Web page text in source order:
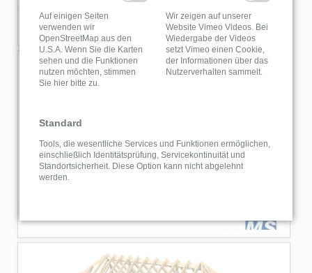
Auf einigen Seiten
verwenden wir
OpenStreetMap aus den
U.S.A. Wenn Sie die Karten
sehen und die Funktionen
nutzen möchten, stimmen
Sie hier bitte zu.
Wir zeigen auf unserer
Website Vimeo Videos. Bei
Wiedergabe der Videos
setzt Vimeo einen Cookie,
der Informationen über das
Nutzerverhalten sammelt.
Standard
Tools, die wesentliche Services und Funktionen ermöglichen,
einschließlich Identitätsprüfung, Servicekontinuität und
Standortsicherheit. Diese Option kann nicht abgelehnt
werden.